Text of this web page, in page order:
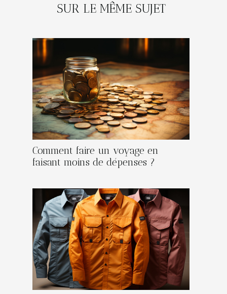
SUR LE MÊME SUJET
Comment faire un voyage en
faisant moins de dépenses ?